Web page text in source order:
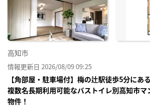
高知市
情報更新日 2026/08/09 09:25
【角部屋・駐車場付】梅の辻駅徒歩5分にあ
複数名長期利用可能なバストイレ別高知市マ
物件！